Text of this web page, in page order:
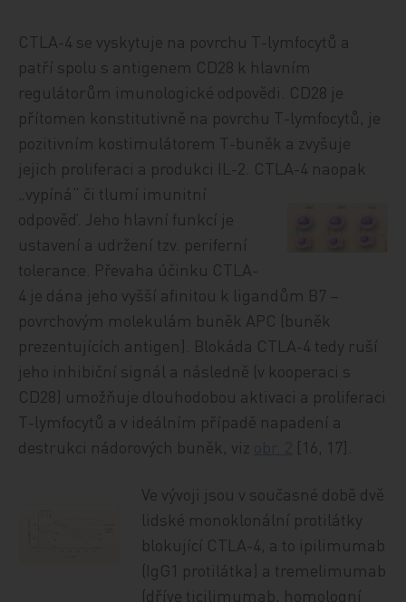
CTLA-4 se vyskytuje na povrchu T-lymfocytů a
patří spolu s antigenem CD28 k hlavním
regulátorům imunologické odpovědi. CD28 je
přítomen konstitutivně na povrchu T-lymfocytů, je
pozitivním kostimulátorem T-buněk a zvyšuje
jejich proliferaci a produkci IL-2. CTLA-4 naopak
„vypíná“ či tlumí imunitní
odpověď. Jeho hlavní funkcí je
ustavení a udržení tzv. periferní
tolerance. Převaha účinku CTLA-
4 je dána jeho vyšší afinitou k ligandům B7 –
povrchovým molekulám buněk APC (buněk
prezentujících antigen). Blokáda CTLA-4 tedy ruší
jeho inhibiční signál a následně (v kooperaci s
CD28) umožňuje dlouhodobou aktivaci a proliferaci
T-lymfocytů a v ideálním případě napadení a
destrukci nádorových buněk, viz
[16, 17].
Ve vývoji jsou v současné době dvě
lidské monoklonální protilátky
blokující CTLA-4, a to ipilimumab
(IgG1 protilátka) a tremelimumab
(dříve ticilimumab, homologní